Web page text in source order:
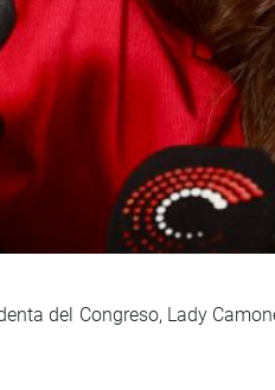
del Congreso, Lady